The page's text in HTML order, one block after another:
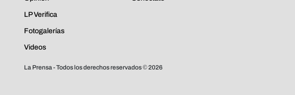
LP Verifica
Fotogalerías
Videos
La Prensa - Todos los derechos reservados ©2026